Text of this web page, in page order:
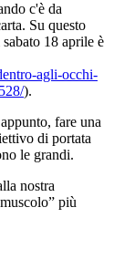
c'è da
Su questo
18 aprile è
agli-occhi-
).
fare una
di portata
le grandi.
nostra
più